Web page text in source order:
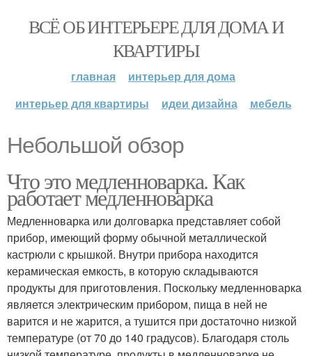
ВСЁ ОБ ИНТЕРЬЕРЕ ДЛЯ ДОМА И
КВАРТИРЫ
главная
интерьер для дома
интерьер для квартиры
идеи дизайна мебель
Небольшой обзор
Что это медленноварка. Как
работает медленноварка
Медленноварка или долговарка представляет собой
прибор, имеющий форму обычной металлической
кастрюли с крышкой. Внутри прибора находится
керамическая емкость, в которую складываются
продукты для приготовления. Поскольку медленноварка
является электрическим прибором, пища в ней не
варится и не жарится, а тушится при достаточно низкой
температуре (от 70 до 140 градусов). Благодаря столь